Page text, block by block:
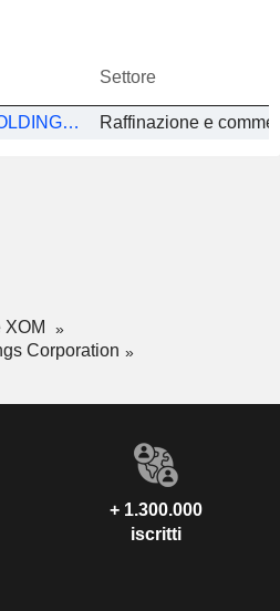
Settore
EXXONMOBIL HOLDINGS CORPORATION
Corporation
+ 1.300.000
iscritti